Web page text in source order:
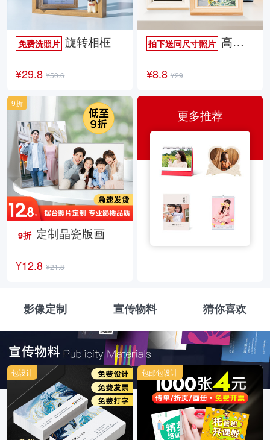
免费洗照片 旋转相框
¥29.8 ¥50.6
拍下送同尺寸照片高档欧式相框
¥8.8 ¥29
9折 定制晶瓷版画
¥12.8 ¥21.8
9折
更多推荐
影像定制 宣传物料 猜你喜欢
包设计 包邮包设计